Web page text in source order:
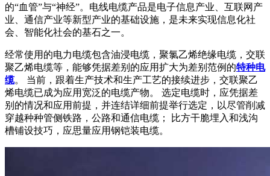
的“血管”与“神经”。电线电缆产品是电子信息产业、互联网产
业、通信产业等新型产业的基础设施，是未来实现信息化社
会、智能化社会的基石之一。
经常使用的电力电缆包含油浸电缆，聚氯乙烯绝缘电缆，交联
聚乙烯电缆等，能够凭据差别的应用扩大为差别范例的特种电
缆。 当前，跟着生产技术和生产工艺的接续进步，交联聚乙
烯电缆已成为应用宽泛的电缆产物。 选定电缆时，应凭据差
别的情况和应用前提，并连结详细前提举行选定，以尽管削减
穿越种种管侧铁路，公路和通信电缆； 比方干脆埋入和浅沟
槽铺设技巧，应思量应用钢铠装电缆。